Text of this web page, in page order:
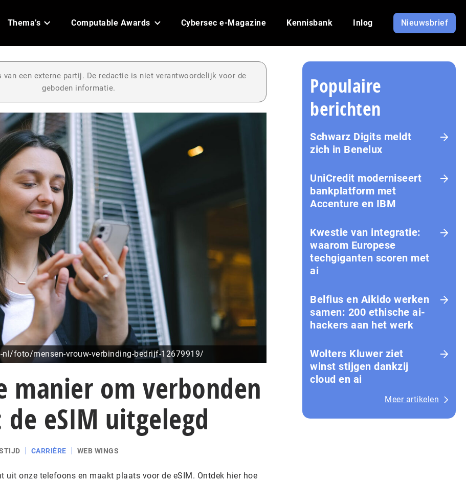
Thema’s Computable Awards Cybersec e-Magazine Kennisbank Inlog Nieuwsbrief
van een externe partij. De redactie is niet verantwoordelijk voor de
geboden informatie.
foto/mensen-vrouw-verbinding-bedrijf-12679919/
manier om verbonden
eSIM uitgelegd
CARRIÈRE WEB WINGS
uit onze telefoons en maakt plaats voor de eSIM. Ontdek hier hoe
Populaire
berichten
Schwarz Digits meldt
zich in Benelux
UniCredit moderniseert
bankplatform met
Accenture en IBM
Kwestie van integratie:
waarom Europese
techgiganten scoren met
ai
Belfius en Aikido werken
samen: 200 ethische ai-
hackers aan het werk
Wolters Kluwer ziet
winst stijgen dankzij
cloud en ai
Meer artikelen